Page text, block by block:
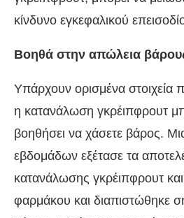
κίνδυνο εγκεφαλικού
Βοηθά στην απώλεια
Υπάρχουν ορισμένα στοιχεία
η κατανάλωση γκρέιπφρουτ
βοηθήσει να χάσετε βάρος.
εβδομάδων εξέτασε τα
κατανάλωσης γκρέιπφρουτ και
φαρμάκου και διαπιστώθηκε